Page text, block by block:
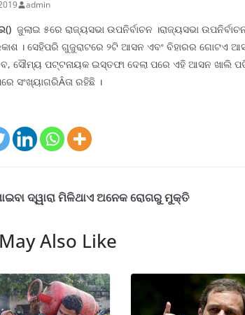
admin
ଜୁଲାଇ ୫ରେ ରାଜ୍ୟସଭା ଉପନିର୍ବାଚନ ।ରାଜ୍ୟସଭା
। ସେହିପରି ଗୁଜୁରାଟରେ ୨ଟି ଆସନ ଏବଂ ବିହାରର ଗୋଟଏ
ସୌମ୍ୟ ପଟ୍ଟନାୟକ ଇସ୍ତଫା ଦେଲା ପରେ ଏହି ଆସନ ଖାଲି
ସଂଖ୍ୟାଗରିÂତା ରହିଛି ।
ଦ୍ୱାରା ମିଳିଥାଏ ଅନେକ ରୋଗରୁ ମୁକ୍ତି
Also Like